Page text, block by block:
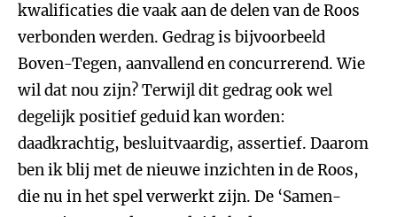
kwalificaties die vaak aan de delen van de Roos
verbonden werden. Gedrag is bijvoorbeeld
Boven-Tegen, aanvallend en concurrerend. Wie
wil dat nou zijn? Terwijl dit gedrag ook wel
degelijk positief geduid kan worden:
daadkrachtig, besluitvaardig, assertief. Daarom
ben ik blij met de nieuwe inzichten in de Roos,
die nu in het spel verwerkt zijn. De ‘Samen-